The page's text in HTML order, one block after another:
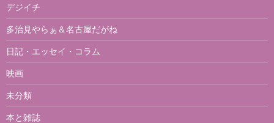
デジイチ
多治見やらぁ＆名古屋だがね
日記・エッセイ・コラム
映画
未分類
本と雑誌